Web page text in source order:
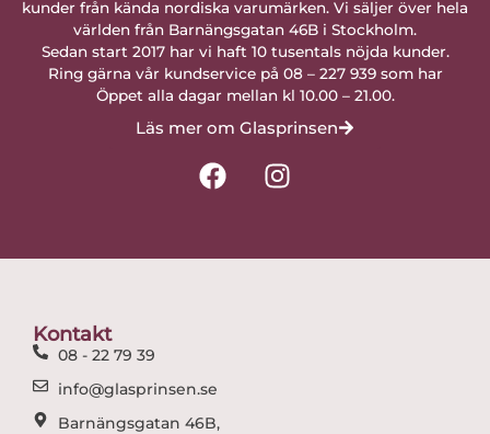
kunder från kända nordiska varumärken. Vi säljer över hela
världen från Barnängsgatan 46B i Stockholm.
Sedan start 2017 har vi haft 10 tusentals nöjda kunder.
Ring gärna vår kundservice på 08 – 227 939 som har
Öppet alla dagar mellan kl 10.00 – 21.00.
Läs mer om Glasprinsen
F
a
I
n
Kontakt
08 - 22 79 39
info@glasprinsen.se
Barnängsgatan 46B,